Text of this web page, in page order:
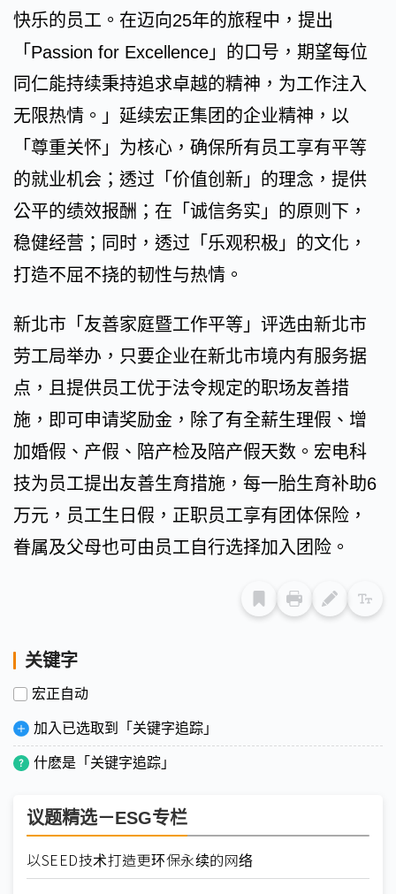
快乐的员工。在迈向25年的旅程中，提出
「Passion for Excellence」的口号，期望每位
同仁能持续秉持追求卓越的精神，为工作注入
无限热情。」延续宏正集团的企业精神，以
「尊重关怀」为核心，确保所有员工享有平等
的就业机会；透过「价值创新」的理念，提供
公平的绩效报酬；在「诚信务实」的原则下，
稳健经营；同时，透过「乐观积极」的文化，
打造不屈不挠的韧性与热情。
新北市「友善家庭暨工作平等」评选由新北市
劳工局举办，只要企业在新北市境内有服务据
点，且提供员工优于法令规定的职场友善措
施，即可申请奖励金，除了有全薪生理假、增
加婚假、产假、陪产检及陪产假天数。宏电科
技为员工提出友善生育措施，每一胎生育补助6
万元，员工生日假，正职员工享有团体保险，
眷属及父母也可由员工自行选择加入团险。
关键字
宏正自动
加入已选取到「关键字追踪」
什麽是「关键字追踪」
议题精选－ESG专栏
以SEED技术打造更环保永续的网络